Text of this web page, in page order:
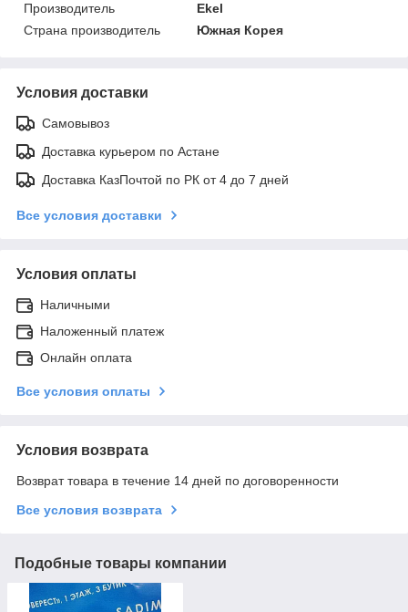
Производитель
Ekel
Страна производитель
Южная Корея
Условия доставки
Самовывоз
Доставка курьером по Астане
Доставка КазПочтой по РК от 4 до 7 дней
Все условия доставки
Условия оплаты
Наличными
Наложенный платеж
Онлайн оплата
Все условия оплаты
Условия возврата
Возврат товара в течение 14 дней по договоренности
Все условия возврата
Подобные товары компании